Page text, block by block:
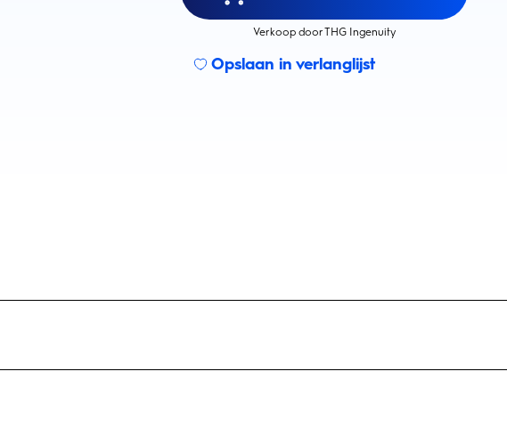
Verkoop door THG Ingenuity
Opslaan in verlanglijst